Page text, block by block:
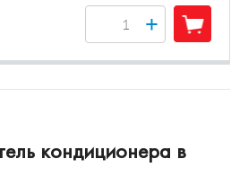
+
кондиционера в